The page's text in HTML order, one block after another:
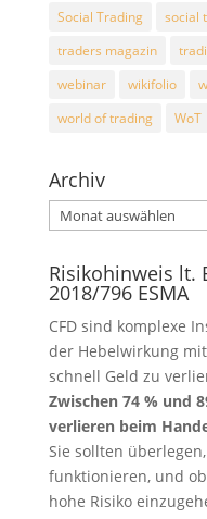
Social Trading
social
traders magazin
webinar
wikifolio
world of trading
WoT
Archiv
Archiv
Risikohinweis lt.
2018/796 ESMA
CFD sind komplexe
der Hebelwirkung
schnell Geld zu
Zwischen 74 % und
verlieren beim
Sie sollten
funktionieren, und
hohe Risiko